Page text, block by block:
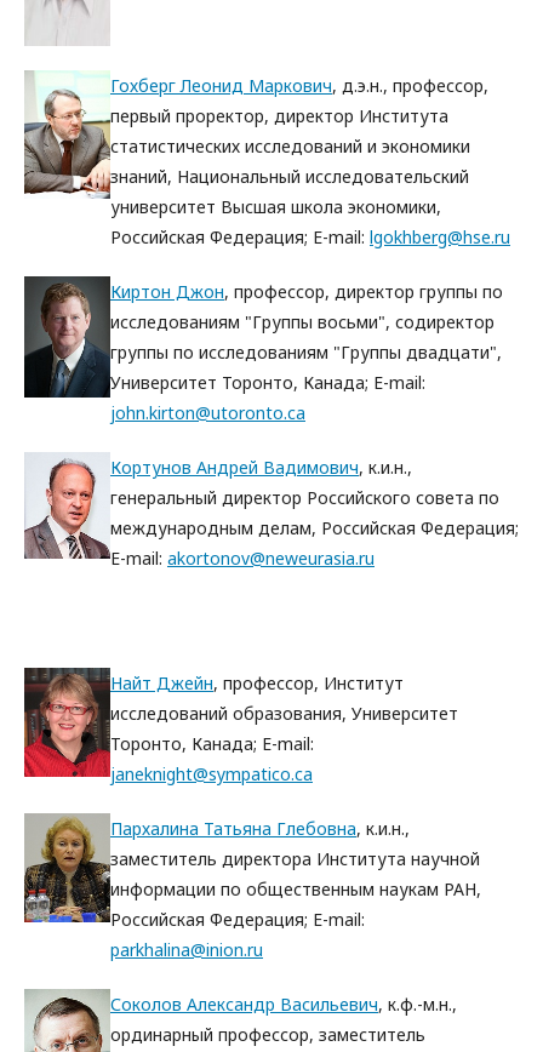
Гохберг Леонид Маркович, д.э.н., профессор,
первый проректор, директор Института
статистических исследований и экономики
знаний, Национальный исследовательский
университет Высшая школа экономики,
Российская Федерация; E-mail: lgokhberg@hse.ru
Киртон Джон, профессор, директор группы по
исследованиям "Группы восьми", содиректор
группы по исследованиям "Группы двадцати",
Университет Торонто, Канада; E-mail:
john.kirton@utoronto.ca
Кортунов Андрей Вадимович, к.и.н.,
генеральный директор Российского совета по
международным делам, Российская Федерация;
E-mail: akortonov@neweurasia.ru
Найт Джейн, профессор, Институт
исследований образования, Университет
Торонто, Канада; E-mail:
janeknight@sympatico.ca
Пархалина Татьяна Глебовна, к.и.н.,
заместитель директора Института научной
информации по общественным наукам РАН,
Российская Федерация; E-mail:
parkhalina@inion.ru
Соколов Александр Васильевич, к.ф.-м.н.,
ординарный профессор, заместитель